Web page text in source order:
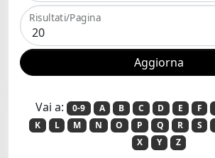
Risultati/Pagina
Vai a: 0-9 A B C D E F
K
L M N O P Q R S
X
Y Z